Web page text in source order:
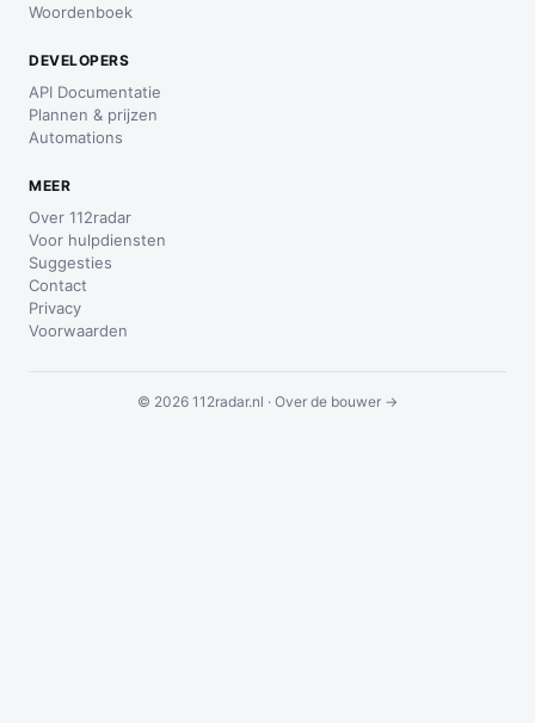
Woordenboek
DEVELOPERS
API Documentatie
Plannen & prijzen
Automations
MEER
Over 112radar
Voor hulpdiensten
Suggesties
Contact
Privacy
Voorwaarden
© 2026 112radar.nl · Over de bouwer →